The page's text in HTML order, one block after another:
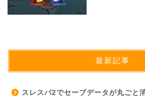
最新記事
スレスパ2でセーブデータが丸ごと